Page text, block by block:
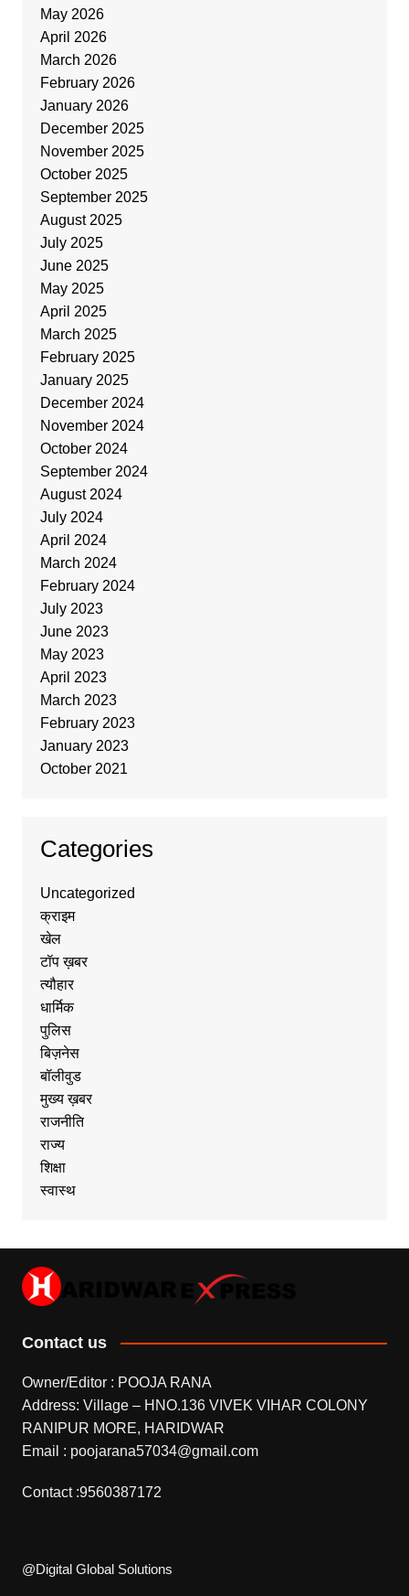
May 2026
April 2026
March 2026
February 2026
January 2026
December 2025
November 2025
October 2025
September 2025
August 2025
July 2025
June 2025
May 2025
April 2025
March 2025
February 2025
January 2025
December 2024
November 2024
October 2024
September 2024
August 2024
July 2024
April 2024
March 2024
February 2024
July 2023
June 2023
May 2023
April 2023
March 2023
February 2023
January 2023
October 2021
Categories
Uncategorized
क्राइम
खेल
टॉप ख़बर
त्यौहार
धार्मिक
पुलिस
बिज़नेस
बॉलीवुड
मुख्य ख़बर
राजनीति
राज्य
शिक्षा
स्वास्थ
Contact us
Owner/Editor : POOJA RANA
Address: Village – HNO.136 VIVEK VIHAR COLONY
RANIPUR MORE, HARIDWAR
Email : poojarana57034@gmail.com
Contact :9560387172
@Digital Global Solutions